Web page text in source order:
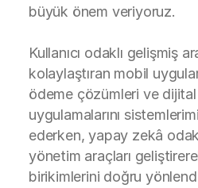
büyük önem veriyoruz.
Kullanıcı odaklı gelişmiş
kolaylaştıran mobil
ödeme çözümleri ve dijital
uygulamalarını
ederken, yapay zekâ
yönetim araçları
birikimlerini doğru